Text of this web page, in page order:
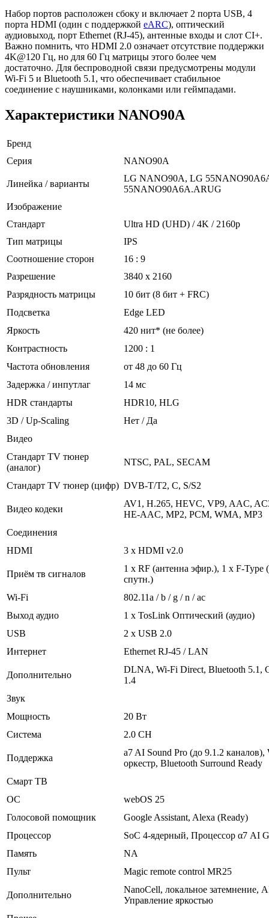
Набор портов расположен сбоку и включает 2 порта USB, 4
порта HDMI (один с поддержкой eARC), оптический
аудиовыход, порт Ethernet (RJ-45), антенные входы и слот CI+.
Важно помнить, что HDMI 2.0 означает отсутствие поддержки
4K@120 Гц, но для 60 Гц матрицы этого более чем
достаточно. Для беспроводной связи предусмотрены модули
Wi-Fi 5 и Bluetooth 5.1, что обеспечивает стабильное
соединение с наушниками, колонками или геймпадами.
Характеристики NANO90A
Бренд
Серия
NANO90A
Линейка / варианты
LG NANO90A, LG
55NANO90A6A.ARUG
Изображение
Стандарт
Ultra HD (UHD) / 4K / 2160p
Тип матрицы
IPS
Соотношение сторон
16 : 9
Разрешение
3840 x 2160
Разрядность матрицы
10 бит (8 бит + FRC)
Подсветка
Edge LED
Яркость
420 нит* (не более)
Контрастность
1200 : 1
Частота обновления
от 48 до 60 Гц
Задержка / инпутлаг
14 мс
HDR стандарты
HDR10, HLG
3D / Up-Scaling
Нет / Да
Видео
Стандарт TV тюнер
(аналог)
NTSC, PAL, SECAM
Стандарт TV тюнер (цифр) DVB-T/T2, C, S/S2
Видео кодеки
AV1, H.265, HEVC, VP9, AAC,
HE-AAC, MP2, PCM, WMA, МР3
Соединения
HDMI
3 x HDMI v2.0
Приём тв сигналов
1 x RF (антенна эфир.), 1 х F-Type
спутн.)
Wi-Fi
802.11a / b / g / n / ac
Выход аудио
1 x TosLink Оптический (аудио)
USB
2 x USB 2.0
Интернет
Ethernet RJ-45 / LAN
Дополнительно
DLNA, Wi-Fi Direct, Bluetooth 5.1,
1.4
Звук
Мощность
20 Вт
Система
2.0 CH
Поддержка
a7 AI Sound Pro (до 9.1.2 каналов),
оркестр, Bluetooth Surround Ready
Смарт ТВ
ОС
webOS 25
Голосовой помощник
Google Assistant, Alexa (Ready)
Процессор
SoC 4-ядерный, Процессор α7 AI
Память
NA
Пульт
Magic remote control MR25
Дополнительно
NanoCell, локальное затемнение,
Управление яркостью